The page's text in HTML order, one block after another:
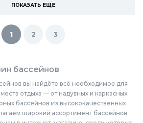
ПОКАЗАТЬ ЕЩЕ
1 2 3
бассейнов
вы найдёте всё необходимое для
отдыха — от надувных и каркасных
бассейнов из высококачественных
широкий ассортимент бассейнов